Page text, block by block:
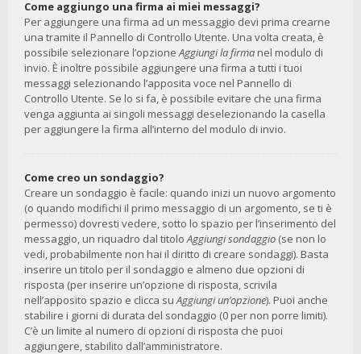
Come aggiungo una firma ai miei messaggi?
Per aggiungere una firma ad un messaggio devi prima crearne
una tramite il Pannello di Controllo Utente. Una volta creata, è
possibile selezionare l’opzioneAggiungi la firma nel modulo di
invio. È inoltre possibile aggiungere una firma a tutti i tuoi
messaggi selezionando l’apposita voce nel Pannello di
Controllo Utente. Se lo si fa, è possibile evitare che una firma
venga aggiunta ai singoli messaggi deselezionando la casella
per aggiungere la firma all’interno del modulo di invio.
Come creo un sondaggio?
Creare un sondaggio è facile: quando inizi un nuovo argomento
(o quando modifichi il primo messaggio di un argomento, se ti è
permesso) dovresti vedere, sotto lo spazio per l’inserimento del
messaggio, un riquadro dal titoloAggiungi sondaggio (se non lo
vedi, probabilmente non hai il diritto di creare sondaggi). Basta
inserire un titolo per il sondaggio e almeno due opzioni di
risposta (per inserire un’opzione di risposta, scrivila
nell’apposito spazio e clicca suAggiungi un’opzione). Puoi anche
stabilire i giorni di durata del sondaggio (0 per non porre limiti).
C’è un limite al numero di opzioni di risposta che puoi
aggiungere, stabilito dall’amministratore.